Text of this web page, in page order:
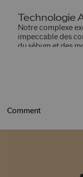
Technologie
Notre complexe
impeccable des
du sébum et des
Comment